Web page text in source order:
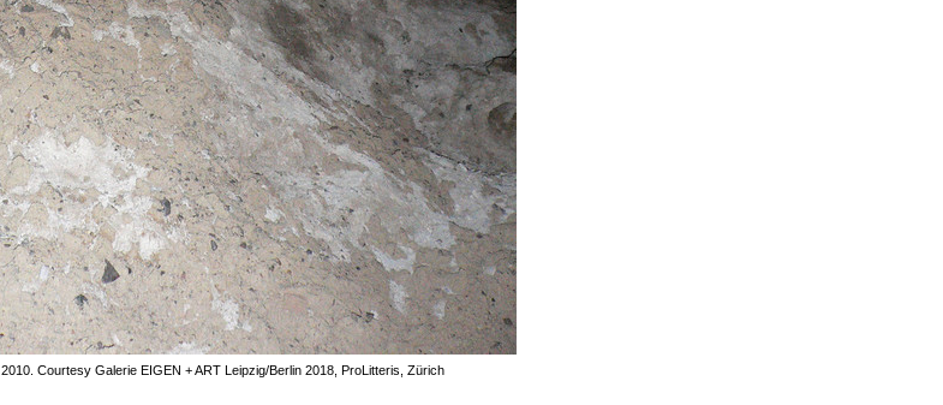
2010. Courtesy Galerie EIGEN + ART Leipzig/Berlin 2018, ProLitteris, Zürich